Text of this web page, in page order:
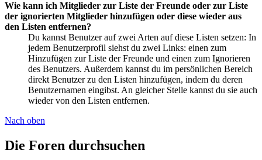
Wie kann ich Mitglieder zur Liste der Freunde oder zur Liste
der ignorierten Mitglieder hinzufügen oder diese wieder aus
den Listen entfernen?
Du kannst Benutzer auf zwei Arten auf diese Listen setzen: In
jedem Benutzerprofil siehst du zwei Links: einen zum
Hinzufügen zur Liste der Freunde und einen zum Ignorieren
des Benutzers. Außerdem kannst du im persönlichen Bereich
direkt Benutzer zu den Listen hinzufügen, indem du deren
Benutzernamen eingibst. An gleicher Stelle kannst du sie auch
wieder von den Listen entfernen.
Nach oben
Die Foren durchsuchen